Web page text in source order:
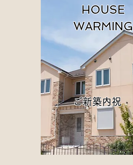
HOUSE
WARMING
ご新築内祝